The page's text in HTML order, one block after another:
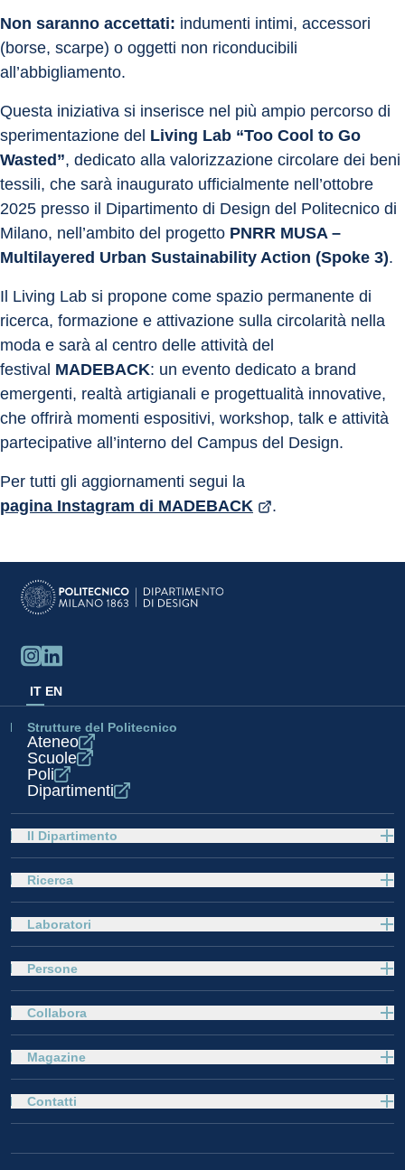
Non saranno accettati: indumenti intimi, accessori
(borse, scarpe) o oggetti non riconducibili
all’abbigliamento.
Questa iniziativa si inserisce nel più ampio percorso di
sperimentazione del Living Lab “Too Cool to Go
Wasted”, dedicato alla valorizzazione circolare dei beni
tessili, che sarà inaugurato ufficialmente nell’ottobre
2025 presso il Dipartimento di Design del Politecnico di
Milano, nell’ambito del progetto PNRR MUSA –
Multilayered Urban Sustainability Action (Spoke 3).
Il Living Lab si propone come spazio permanente di
ricerca, formazione e attivazione sulla circolarità nella
moda e sarà al centro delle attività del
festival MADEBACK: un evento dedicato a brand
emergenti, realtà artigianali e progettualità innovative,
che offrirà momenti espositivi, workshop, talk e attività
partecipative all’interno del Campus del Design.
Per tutti gli aggiornamenti segui la
pagina Instagram di MADEBACK
.
IT EN
Strutture del Politecnico
Ateneo
Scuole
Poli
Dipartimenti
Il Dipartimento
Ricerca
Laboratori
Persone
Collabora
Magazine
Contatti